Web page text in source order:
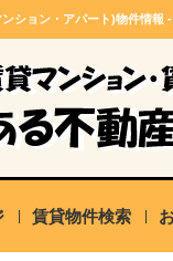
ション・アパート)物件情報
賃貸物件検索